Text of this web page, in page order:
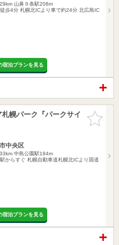
山鼻９条駅208m
歩4分 札幌北ICより車で約24分 北広島IC
宿泊プランを見る
お気に入
りに追加
幌パーク『パークサイ
中央区
中島公園駅184m
からすぐ 札幌自動車道札幌北ICより国道
宿泊プランを見る